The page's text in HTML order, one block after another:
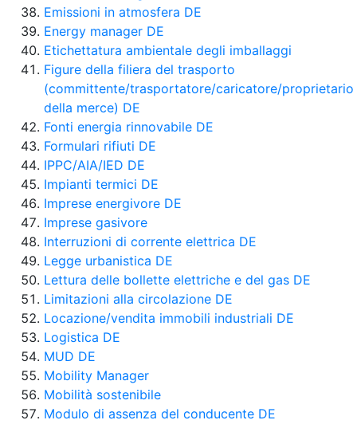
Emissioni in atmosfera DE
Energy manager DE
Etichettatura ambientale degli imballaggi
Figure della filiera del trasporto
(committente/trasportatore/caricatore/proprietario
della merce) DE
Fonti energia rinnovabile DE
Formulari rifiuti DE
IPPC/AIA/IED DE
Impianti termici DE
Imprese energivore DE
Imprese gasivore
Interruzioni di corrente elettrica DE
Legge urbanistica DE
Lettura delle bollette elettriche e del gas DE
Limitazioni alla circolazione DE
Locazione/vendita immobili industriali DE
Logistica DE
MUD DE
Mobility Manager
Mobilità sostenibile
Modulo di assenza del conducente DE